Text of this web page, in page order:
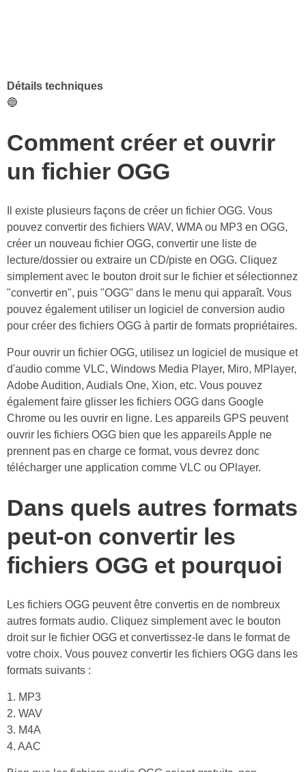
Détails techniques
🔵
Comment créer et ouvrir
un fichier OGG
Il existe plusieurs façons de créer un fichier OGG. Vous
pouvez convertir des fichiers WAV, WMA ou MP3 en OGG,
créer un nouveau fichier OGG, convertir une liste de
lecture/dossier ou extraire un CD/piste en OGG. Cliquez
simplement avec le bouton droit sur le fichier et sélectionnez
"convertir en", puis "OGG" dans le menu qui apparaît. Vous
pouvez également utiliser un logiciel de conversion audio
pour créer des fichiers OGG à partir de formats propriétaires.
Pour ouvrir un fichier OGG, utilisez un logiciel de musique et
d'audio comme VLC, Windows Media Player, Miro, MPlayer,
Adobe Audition, Audials One, Xion, etc. Vous pouvez
également faire glisser les fichiers OGG dans Google
Chrome ou les ouvrir en ligne. Les appareils GPS peuvent
ouvrir les fichiers OGG bien que les appareils Apple ne
prennent pas en charge ce format, vous devrez donc
télécharger une application comme VLC ou OPlayer.
Dans quels autres formats
peut-on convertir les
fichiers OGG et pourquoi
Les fichiers OGG peuvent être convertis en de nombreux
autres formats audio. Cliquez simplement avec le bouton
droit sur le fichier OGG et convertissez-le dans le format de
votre choix. Vous pouvez convertir les fichiers OGG dans les
formats suivants :
1. MP3
2. WAV
3. M4A
4. AAC